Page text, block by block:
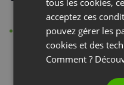
Modèles
tous les cookies,
acceptez ces
pouvez gérer les
cookies et des
Comment ?